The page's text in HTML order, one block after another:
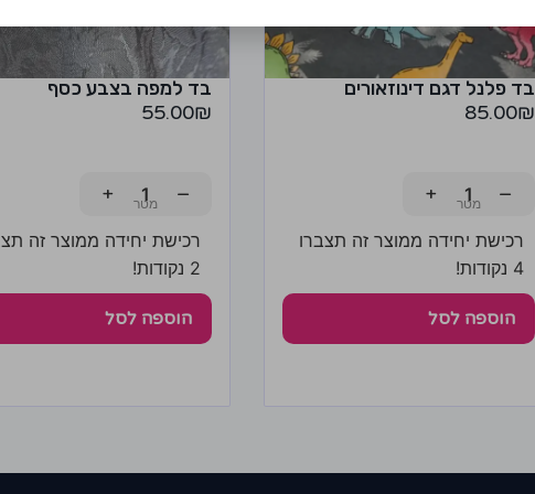
בד פלנל דגם דינוזאורים
85.00₪
−
+
רכישת יחידה ממוצר זה תצברו
4 נקודות!
הוספה לסל
בד למפה בצבע כסף
55.00₪
−
+
רכישת יחידה ממוצר זה
2 נקודות!
הוספה לסל